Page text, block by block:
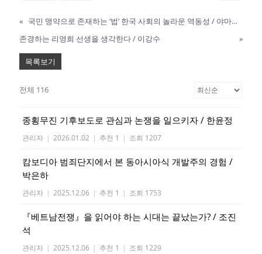
«
국민 맹약으로 존재하는 ‘법’ 한국 사회의 놀라운 역동성 / 야마구치 이즈미(山口 泉)
존경하는 리영희 선생을 생각한다 / 이강수
»
목록보기
전체 116
종횡무진 기후보도로 관심과 논쟁을 일으키자 / 한윤정
관리자 | 2026.01.02 | 추천 1 | 조회 1207
캄보디아 범죄단지에서 본 동아시아식 개발주의 경험 /
박은하
관리자 | 2025.12.06 | 추천 1 | 조회 1753
『베트남전쟁』을 읽어야 하는 시대는 끝났는가? / 조진
석
관리자 | 2025.12.06 | 추천 1 | 조회 1229